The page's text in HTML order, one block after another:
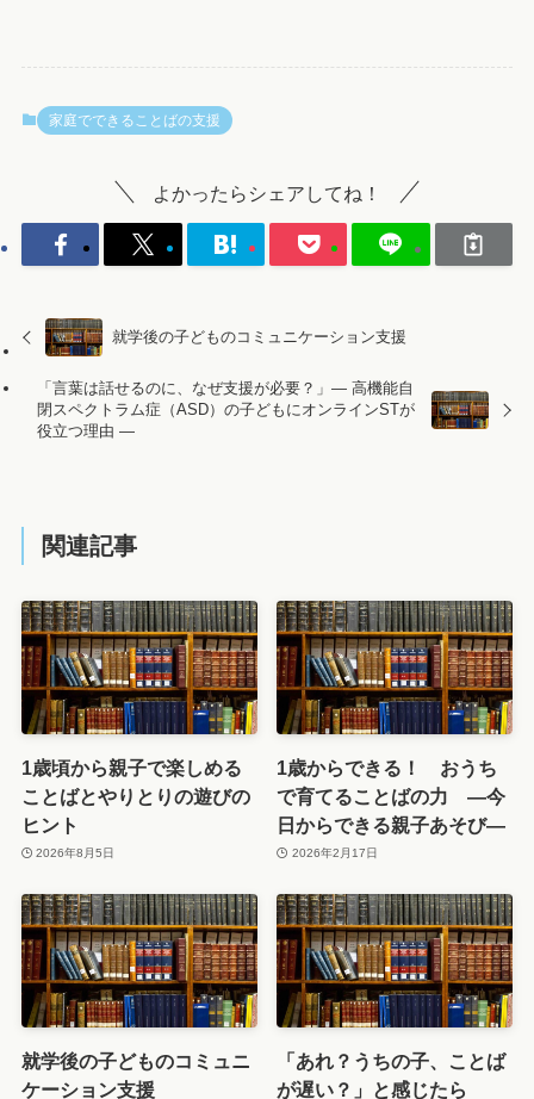
家庭でできることばの支援
よかったらシェアしてね！
就学後の子どものコミュニケーション支援
「言葉は話せるのに、なぜ支援が必要？」― 高機能自
閉スペクトラム症（ASD）の子どもにオンラインSTが
役立つ理由 ―
関連記事
1歳頃から親子で楽しめる
ことばとやりとりの遊びの
ヒント
2026年8月5日
1歳からできる！ おうち
で育てることばの力 ―今
日からできる親子あそび―
2026年2月17日
就学後の子どものコミュニ
ケーション支援
「あれ？うちの子、ことば
が遅い？」と感じたら